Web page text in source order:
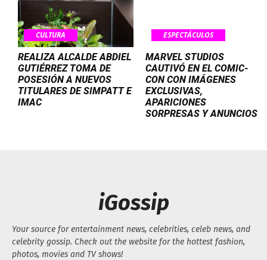
CULTURA
REALIZA ALCALDE ABDIEL
GUTIÉRREZ TOMA DE
POSESIÓN A NUEVOS
TITULARES DE SIMPATT E
IMAC
ESPECTÁCULOS
MARVEL STUDIOS
CAUTIVÓ EN EL COMIC-
CON CON IMÁGENES
EXCLUSIVAS,
APARICIONES
SORPRESAS Y ANUNCIOS
iGossip
Your source for entertainment news, celebrities, celeb news, and
celebrity gossip. Check out the website for the hottest fashion,
photos, movies and TV shows!